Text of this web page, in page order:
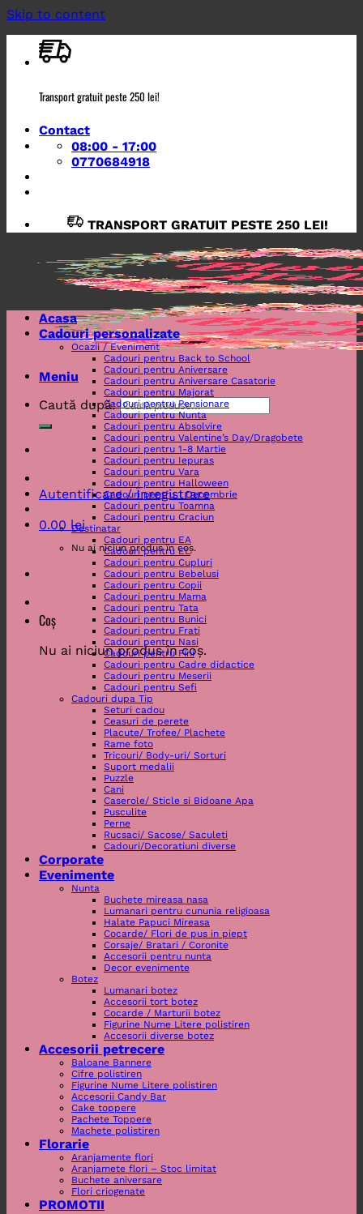
Skip to content
Transport gratuit peste 250 lei!
Contact
08:00 - 17:00
0770684918
TRANSPORT GRATUIT PESTE 250 LEI!
Meniu
Caută după:
Autentificare / Înregistrare
0.00 lei
Nu ai niciun produs în coș.
Coș
Nu ai niciun produs în coș.
Acasa
Cadouri personalizate
Ocazii / Eveniment
Cadouri pentru Back to School
Cadouri pentru Aniversare
Cadouri pentru Aniversare Casatorie
Cadouri pentru Majorat
Cadouri pentru Pensionare
Cadouri pentru Nunta
Cadouri pentru Absolvire
Cadouri pentru Valentine’s Day/Dragobete
Cadouri pentru 1-8 Martie
Cadouri pentru Iepuras
Cadouri pentru Vara
Cadouri pentru Halloween
Cadouri pentru 1 Decembrie
Cadouri pentru Toamna
Cadouri pentru Craciun
Destinatar
Cadouri pentru EA
Cadouri pentru EL
Cadouri pentru Cupluri
Cadouri pentru Bebelusi
Cadouri pentru Copii
Cadouri pentru Mama
Cadouri pentru Tata
Cadouri pentru Bunici
Cadouri pentru Frati
Cadouri pentru Nasi
Cadouri pentru Fini
Cadouri pentru Cadre didactice
Cadouri pentru Meserii
Cadouri pentru Sefi
Cadouri dupa Tip
Seturi cadou
Ceasuri de perete
Placute/ Trofee/ Plachete
Rame foto
Tricouri/ Body-uri/ Sorturi
Suport medalii
Puzzle
Cani
Caserole/ Sticle si Bidoane Apa
Pusculite
Perne
Rucsaci/ Sacose/ Saculeti
Cadouri/Decoratiuni diverse
Corporate
Evenimente
Nunta
Buchete mireasa nasa
Lumanari pentru cununia religioasa
Halate Papuci Mireasa
Cocarde/ Flori de pus in piept
Corsaje/ Bratari / Coronite
Accesorii pentru nunta
Decor evenimente
Botez
Lumanari botez
Accesorii tort botez
Cocarde / Marturii botez
Figurine Nume Litere polistiren
Accesorii diverse botez
Accesorii petrecere
Baloane Bannere
Cifre polistiren
Figurine Nume Litere polistiren
Accesorii Candy Bar
Cake toppere
Pachete Toppere
Machete polistiren
Florarie
Aranjamente flori
Aranjamete flori – Stoc limitat
Buchete aniversare
Flori criogenate
PROMOTII